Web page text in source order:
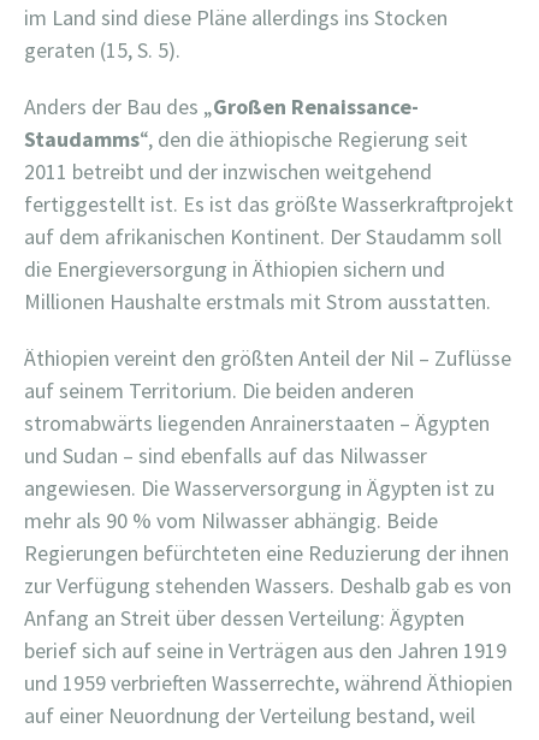
im Land sind diese Pläne allerdings ins Stocken
geraten (15, S. 5).
Anders der Bau des „Großen Renaissance-
Staudamms“, den die äthiopische Regierung seit
2011 betreibt und der inzwischen weitgehend
fertiggestellt ist. Es ist das größte Wasserkraftprojekt
auf dem afrikanischen Kontinent. Der Staudamm soll
die Energieversorgung in Äthiopien sichern und
Millionen Haushalte erstmals mit Strom ausstatten.
Äthiopien vereint den größten Anteil der Nil – Zuflüsse
auf seinem Territorium. Die beiden anderen
stromabwärts liegenden Anrainerstaaten – Ägypten
und Sudan – sind ebenfalls auf das Nilwasser
angewiesen. Die Wasserversorgung in Ägypten ist zu
mehr als 90 % vom Nilwasser abhängig. Beide
Regierungen befürchteten eine Reduzierung der ihnen
zur Verfügung stehenden Wassers. Deshalb gab es von
Anfang an Streit über dessen Verteilung: Ägypten
berief sich auf seine in Verträgen aus den Jahren 1919
und 1959 verbrieften Wasserrechte, während Äthiopien
auf einer Neuordnung der Verteilung bestand, weil